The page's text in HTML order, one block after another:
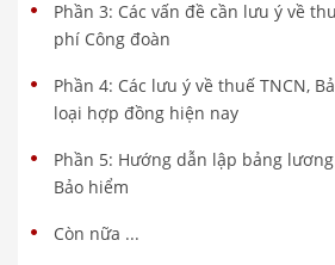
Phần 3: Các vấn đề cần lưu ý về
phí Công đoàn
Phần 4: Các lưu ý về thuế TNCN,
loại hợp đồng hiện nay
Phần 5: Hướng dẫn lập bảng
Bảo hiểm
Còn nữa ...